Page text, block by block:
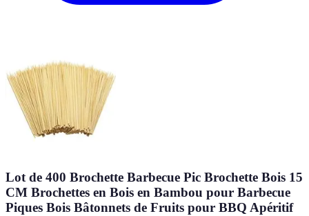
Lot de 400 Brochette Barbecue Pic Brochette Bois 15
CM Brochettes en Bois en Bambou pour Barbecue
Piques Bois Bâtonnets de Fruits pour BBQ Apéritif